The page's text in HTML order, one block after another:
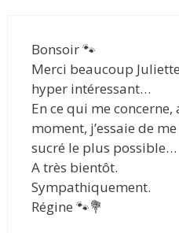
Bonsoir 🐾
Merci beaucoup
hyper intéressant…
En ce qui me
moment, j’essaie de
sucré le plus possible…
A très bientôt.
Sympathiquement.
Régine 🐾💐